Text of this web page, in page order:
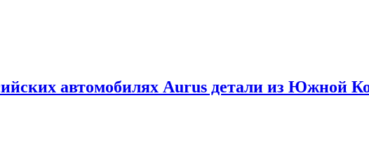
автомобилях Aurus детали из Южной